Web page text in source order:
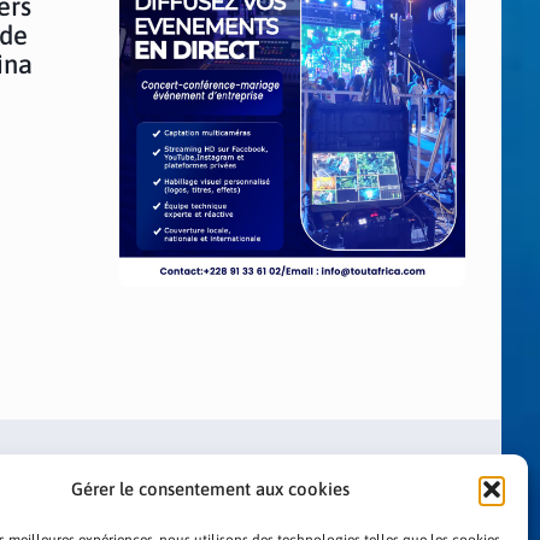
Gérer le consentement aux cookies